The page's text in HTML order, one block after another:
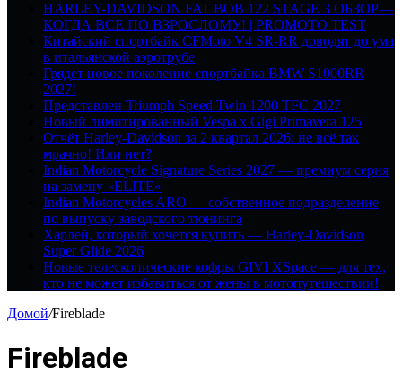
HARLEY-DAVIDSON FAT BOB 122 STAGE 3 ОБЗОР—
КОГДА ВСЕ ПО ВЗРОСЛОМУ! | PROMOTO TEST
Китайский спортбайк CFMoto V4 SR-RR доводят до ума
в итальянской аэротрубе
Грядет новое поколение спортбайка BMW S1000RR
2027!
Представлен Triumph Speed Twin 1200 TFC 2027
Новый лимитированный Vespa x Gigi Primavera 125
Отчёт Harley-Davidson за 2 квартал 2026: не всё так
мрачно! Или нет?
Indian Motorcycle Signature Series 2027 — премиум серия
на замену «ELITE»
Indian Motorcycles ARO — собственное подразделение
по выпуску заводского тюнинга
Харлей, который хочется купить — Harley-Davidson
Super Glide 2026
Новые телескопические кофры GIVI XSpace — для тех,
кто не может избавиться от жены в мотопутешествии!
Домой/Fireblade
Fireblade